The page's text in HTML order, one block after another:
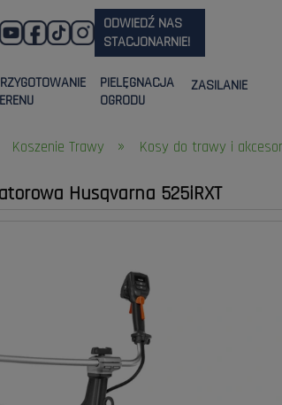
ODWIEDŹ NAS
STACJONARNIE!
PIELĘGNACJA
OGRODU
ZASILANIE
Koszenie Trawy » Kosy do trawy i
Husqvarna 525iRXT